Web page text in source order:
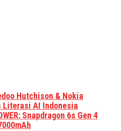
Hutchison & Nokia
Literasi AI Indonesia
Snapdragon 6s Gen 4